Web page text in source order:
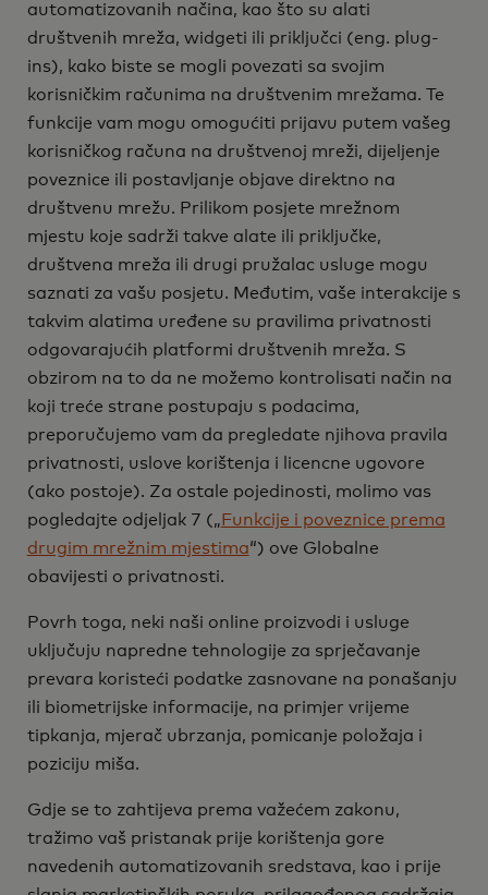
automatizovanih načina, kao što su alati
društvenih mreža, widgeti ili priključci (eng. plug-
ins), kako biste se mogli povezati sa svojim
korisničkim računima na društvenim mrežama. Te
funkcije vam mogu omogućiti prijavu putem vašeg
korisničkog računa na društvenoj mreži, dijeljenje
poveznice ili postavljanje objave direktno na
društvenu mrežu. Prilikom posjete mrežnom
mjestu koje sadrži takve alate ili priključke,
društvena mreža ili drugi pružalac usluge mogu
saznati za vašu posjetu. Međutim, vaše interakcije s
takvim alatima uređene su pravilima privatnosti
odgovarajućih platformi društvenih mreža. S
obzirom na to da ne možemo kontrolisati način na
koji treće strane postupaju s podacima,
preporučujemo vam da pregledate njihova pravila
privatnosti, uslove korištenja i licencne ugovore
(ako postoje). Za ostale pojedinosti, molimo vas
pogledajte odjeljak 7 („ Funkcije i poveznice prema
drugim mrežnim mjestima“) ove Globalne
obavijesti o privatnosti.
Povrh toga, neki naši online proizvodi i usluge
uključuju napredne tehnologije za sprječavanje
prevara koristeći podatke zasnovane na ponašanju
ili biometrijske informacije, na primjer vrijeme
tipkanja, mjerač ubrzanja, pomicanje položaja i
poziciju miša.
Gdje se to zahtijeva prema važećem zakonu,
tražimo vaš pristanak prije korištenja gore
navedenih automatizovanih sredstava, kao i prije